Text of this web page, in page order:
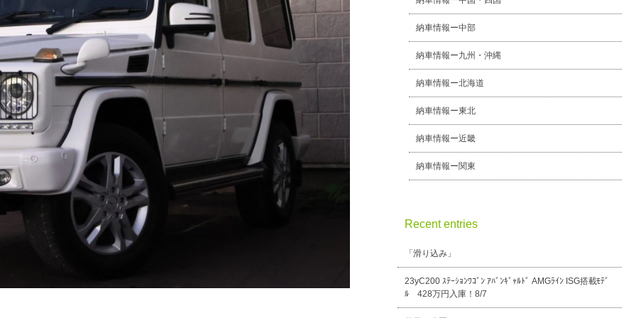
納車情報ー中部
納車情報ー九州・沖縄
納車情報ー北海道
納車情報ー東北
納車情報ー近畿
納車情報ー関東
Recent entries
「滑り込み」
23yC200 ｽﾃｰｼｮﾝﾜｺﾞﾝ ｱﾊﾞﾝｷﾞｬﾙﾄﾞ AMGﾗｲﾝ ISG搭載ﾓﾃﾞ
ﾙ 428万円入庫！8/7